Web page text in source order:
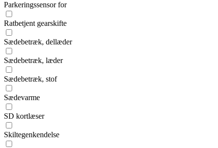
Parkeringssensor for
Ratbetjent gearskifte
Sædebetræk, dellæder
Sædebetræk, læder
Sædebetræk, stof
Sædevarme
SD kortlæser
Skiltegenkendelse